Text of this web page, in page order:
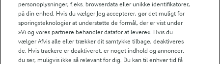
personoplysninger, f.eks. browserdata eller unikke identifikatorer,
på din enhed. Hvis du vælger Jeg accepterer, gør det muligt for
sporingsteknologier at understøtte de formål, der er vist under
»Vi og vores partnere behandler datafor at levere«. Hvis du
vælger Afvis alle eller trækker dit samtykke tilbage, deaktiveres
de. Hvis trackere er deaktiveret, er noget indhold og annoncer,
du ser, muligvis ikke så relevant for dig. Du kan til enhver tid få